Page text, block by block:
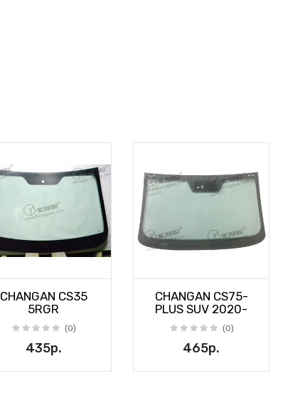
CHANGAN CS35
5RGR
(0)
435р.
CHANGAN CS75-
PLUS SUV 2020-
(0)
465р.